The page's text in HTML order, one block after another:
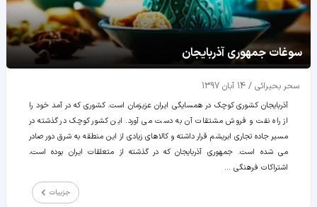
سوغات جمهوری آذربایجان
سحر بحیرائی / 14 آبان 1397
آذربایجان کشوری کوچک در همسایگی ایران عزیزمان است. کشوری که در آمد خود را
از راه نفت و فروش مشتقات آن به دست می آورد. این کشور کوچک در گذشته در
مسیر جاده تجاری ابریشم قرار داشته و کالاهای زیادی از این منطقه به شرق دور صادر
می شده است. جمهوری آذربایجان که در گذشته از متعلقات ایران بوده است،
اشتراکات فرهنگی ...
جزییات